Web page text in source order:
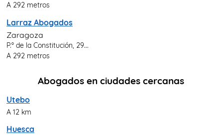
A 292 metros
Larraz Abogados
Zaragoza
P.º de la Constitución, 29...
A 292 metros
Abogados en ciudades cercanas
Utebo
A 12 km
Huesca